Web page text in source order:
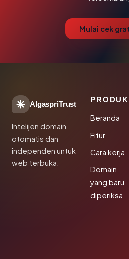
Mulai cek
AlgaspriTrust
Intelijen domain
otomatis dan
independen untuk
web terbuka.
PRODUK
Beranda
Fitur
Cara kerja
Domain
yang baru
diperiksa